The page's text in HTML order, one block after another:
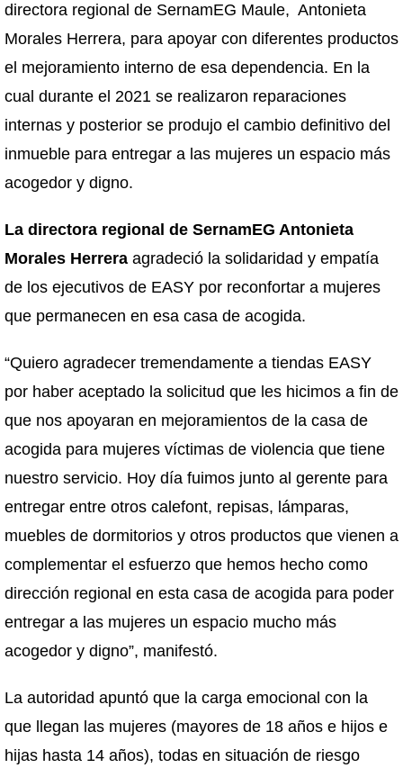
directora regional de SernamEG Maule, Antonieta
Morales Herrera, para apoyar con diferentes productos
el mejoramiento interno de esa dependencia. En la
cual durante el 2021 se realizaron reparaciones
internas y posterior se produjo el cambio definitivo del
inmueble para entregar a las mujeres un espacio más
acogedor y digno.
La directora regional de SernamEG Antonieta
Morales Herrera agradeció la solidaridad y empatía
de los ejecutivos de EASY por reconfortar a mujeres
que permanecen en esa casa de acogida.
“Quiero agradecer tremendamente a tiendas EASY
por haber aceptado la solicitud que les hicimos a fin de
que nos apoyaran en mejoramientos de la casa de
acogida para mujeres víctimas de violencia que tiene
nuestro servicio. Hoy día fuimos junto al gerente para
entregar entre otros calefont, repisas, lámparas,
muebles de dormitorios y otros productos que vienen a
complementar el esfuerzo que hemos hecho como
dirección regional en esta casa de acogida para poder
entregar a las mujeres un espacio mucho más
acogedor y digno”, manifestó.
La autoridad apuntó que la carga emocional con la
que llegan las mujeres (mayores de 18 años e hijos e
hijas hasta 14 años), todas en situación de riesgo